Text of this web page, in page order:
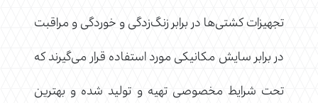
تجهیزات کشتی‌ها در برابر زنگ‌زدگی و خوردگی و مراقبت
در برابر سایش مکانیکی مورد استفاده قرار می‌گیرند که
تحت شرایط مخصوصی تهیه و تولید شده و بهترین